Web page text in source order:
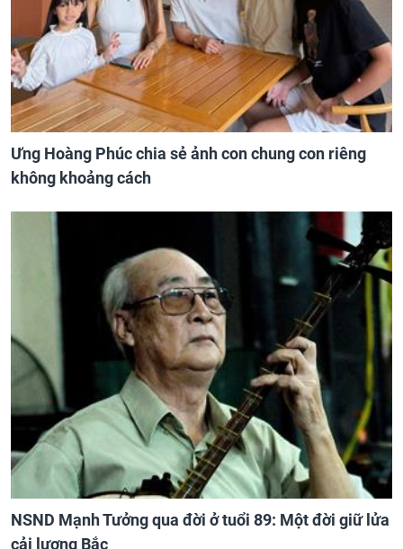
Ưng Hoàng Phúc chia sẻ ảnh con chung con riêng
không khoảng cách
NSND Mạnh Tưởng qua đời ở tuổi 89: Một đời giữ lửa
cải lương Bắc